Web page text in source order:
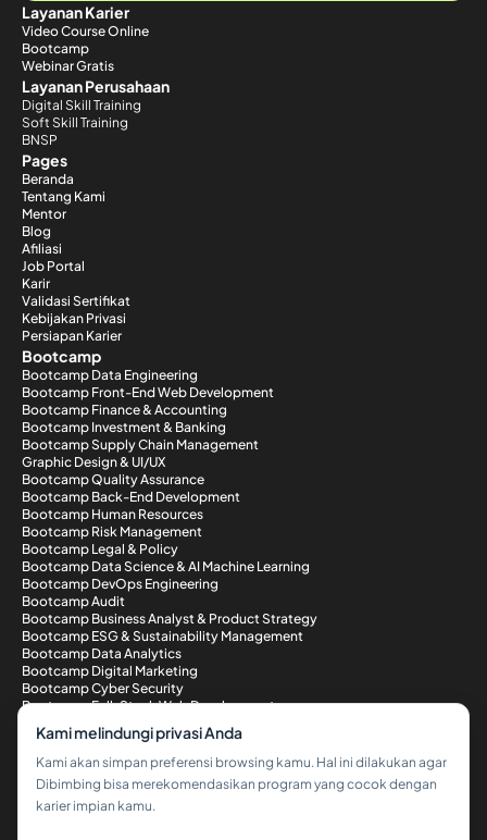
Layanan Karier
Video Course Online
Bootcamp
Webinar Gratis
Layanan Perusahaan
Digital Skill Training
Soft Skill Training
BNSP
Pages
Beranda
Tentang Kami
Mentor
Blog
Afiliasi
Job Portal
Karir
Validasi Sertifikat
Kebijakan Privasi
Persiapan Karier
Bootcamp
Bootcamp Data Engineering
Bootcamp Front-End Web Development
Bootcamp Finance & Accounting
Bootcamp Investment & Banking
Bootcamp Supply Chain Management
Graphic Design & UI/UX
Bootcamp Quality Assurance
Bootcamp Back-End Development
Bootcamp Human Resources
Bootcamp Risk Management
Bootcamp Legal & Policy
Bootcamp Data Science & AI Machine Learning
Bootcamp DevOps Engineering
Bootcamp Audit
Bootcamp Business Analyst & Product Strategy
Bootcamp ESG & Sustainability Management
Bootcamp Data Analytics
Bootcamp Digital Marketing
Bootcamp Cyber Security
Bootcamp Full-Stack Web Development
Metode Pembayaran
Kami melindungi privasi Anda
Kami akan simpan preferensi browsing kamu. Hal ini dilakukan agar
Dibimbing bisa merekomendasikan program yang cocok dengan
karier impian kamu.